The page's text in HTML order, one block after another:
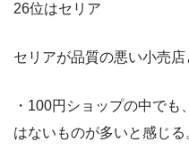
26位はセリア
セリアが品質の悪い小売店
・100円ショップの中で
はないものが多いと感じ